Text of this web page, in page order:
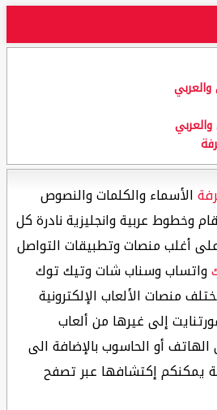
والعربي
والعربي
الأسماء والكلمات والنصوص
وخطوط عربية وانجليزية نادرة كل
أغلب منصات وتطبيقات التواصل
واتساب وسناب شات وتيك توك
منصات الألعاب الإلكترونية
إلى غيرها من ألعاب
أو الحاسوب بالإضافة الى
يمكنكم إكتشافها عبر تصفح